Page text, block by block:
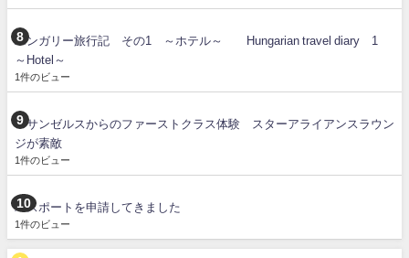
ハンガリー旅行記 その1 ～ホテル～ Hungarian travel diary 1
～Hotel～
1件のビュー
ロサンゼルスからのファーストクラス体験 スターアライアンスラウン
ジが素敵
1件のビュー
パスポートを申請してきました
1件のビュー